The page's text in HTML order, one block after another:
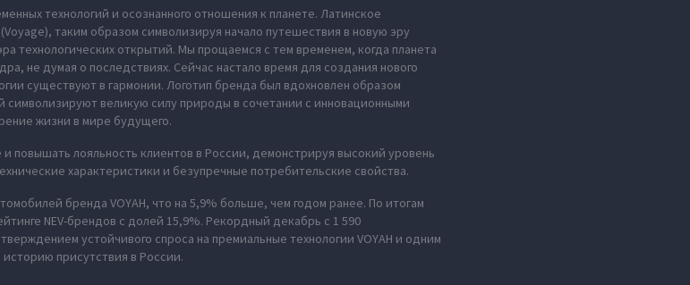
технологий и осознанного отношения к планете. Латинское
таким образом символизируя начало путешествия в новую эру
технологических открытий. Мы прощаемся с тем временем, когда планета
не думая о последствиях. Сейчас настало время для создания нового
существуют в гармонии. Логотип бренда был вдохновлен образом
великую силу природы в сочетании с инновационными
жизни в мире будущего.
повышать лояльность клиентов в России, демонстрируя высокий уровень
характеристики и безупречные потребительские свойства.
бренда VOYAH, что на 5,9% больше, чем годом ранее. По итогам
NEV-брендов с долей 15,9%. Рекордный декабрь с 1 590
устойчивого спроса на премиальные технологии VOYAH и одним
присутствия в России.